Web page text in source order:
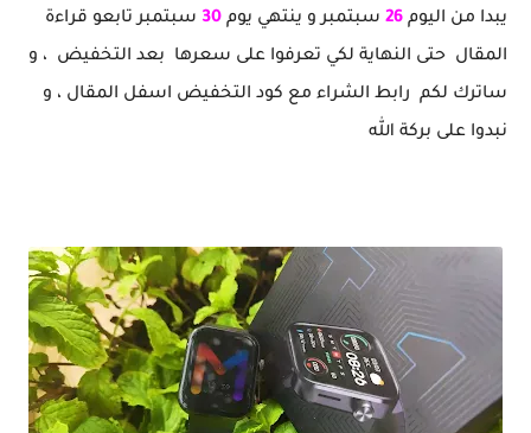
يبدا من اليوم 26 سبتمبر و ينتهي يوم 30 سبتمبر تابعو قراءة
المقال حتى النهاية لكي تعرفوا على سعرها بعد التخفيض ، و
ساترك لكم رابط الشراء مع كود التخفيض اسفل المقال ، و
نبدوا على بركة الله